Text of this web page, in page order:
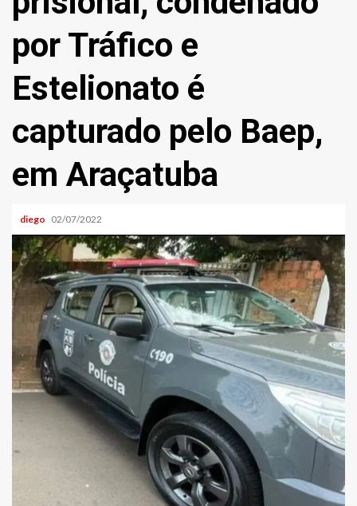
por Tráfico e
Estelionato é
capturado pelo Baep,
em Araçatuba
diego 02/07/2022